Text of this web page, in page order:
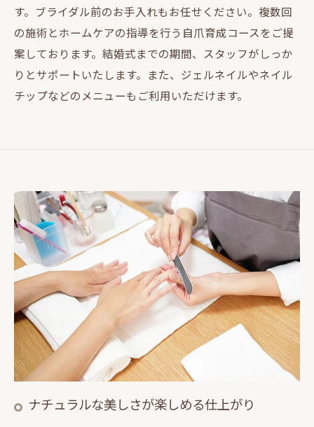
す。ブライダル前のお手入れもお任せください。複数回
の施術とホームケアの指導を行う自爪育成コースをご提
案しております。結婚式までの期間、スタッフがしっか
りとサポートいたします。また、ジェルネイルやネイル
チップなどのメニューもご利用いただけます。
ナチュラルな美しさが楽しめる仕上がり